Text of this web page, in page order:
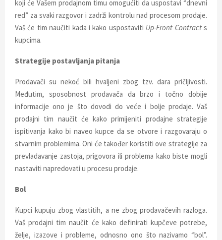
koji će Vašem prodajnom timu omogućiti da uspostavi “dnevni
red” za svaki razgovor i zadrži kontrolu nad procesom prodaje.
Vaš će tim naučiti kada i kako uspostaviti Up-Front Contracts
kupcima.
Strategije postavljanja pitanja
Prodavači su nekoć bili hvaljeni zbog tzv. dara pričljivosti.
Međutim, sposobnost prodavača da brzo i točno dobije
informacije ono je što dovodi do veće i bolje prodaje. Vaš
prodajni tim naučit će kako primijeniti prodajne strategije
ispitivanja kako bi naveo kupce da se otvore i razgovaraju o
stvarnim problemima. Oni će također koristiti ove strategije za
prevladavanje zastoja, prigovora ili problema kako biste mogli
nastaviti napredovati u procesu prodaje.
Bol
Kupci kupuju zbog vlastitih, a ne zbog prodavačevih razloga.
Vaš prodajni tim naučit će kako definirati kupčeve potrebe,
želje, izazove i probleme, odnosno ono što nazivamo “bol”.